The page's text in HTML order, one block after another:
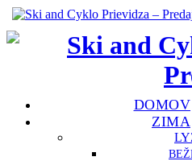
DOMOV
ZIMA